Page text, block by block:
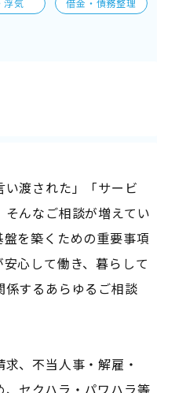
浮気 借金・債務整理
い渡された」「サービ
んなご相談が増えてい
を築くための重要事項
心して働き、暮らして
係するあらゆるご相談
、不当人事・解雇・